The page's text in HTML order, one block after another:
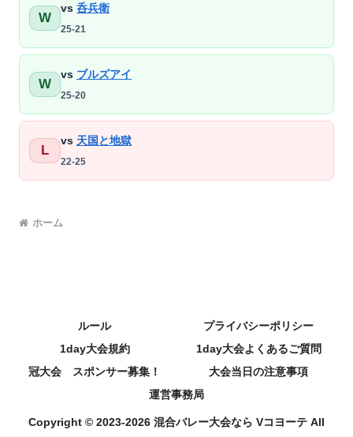
W
vs 呑兵衛
25-21
W
vs ブルズアイ
25-20
L
vs 天国と地獄
22-25
ホーム
ルール
プライバシーポリシー
1day大会規約
1day大会よくあるご質問
冠大会 スポンサー募集！
大会当日の注意事項
運営事務局
Copyright © 2023-2026 混合バレー大会なら Vコヨーテ All